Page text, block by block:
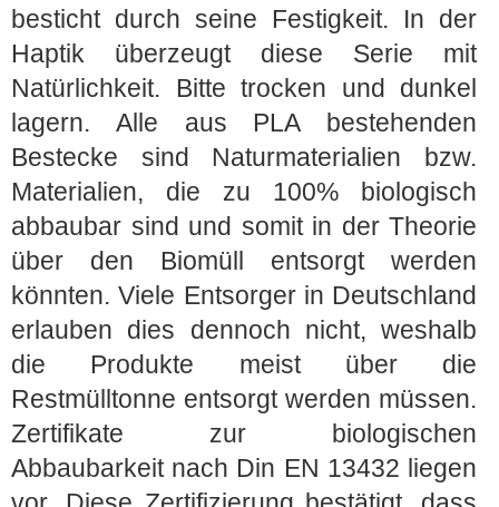
besticht durch seine Festigkeit. In der
Haptik überzeugt diese Serie mit
Natürlichkeit. Bitte trocken und dunkel
lagern. Alle aus PLA bestehenden
Bestecke sind Naturmaterialien bzw.
Materialien, die zu 100% biologisch
abbaubar sind und somit in der Theorie
über den Biomüll entsorgt werden
könnten. Viele Entsorger in Deutschland
erlauben dies dennoch nicht, weshalb
die Produkte meist über die
Restmülltonne entsorgt werden müssen.
Zertifikate zur biologischen
Abbaubarkeit nach Din EN 13432 liegen